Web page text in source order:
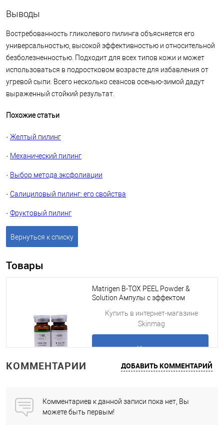
Выводы
Востребованность гликолевого пилинга объясняется его
универсальностью, высокой эффективностью и относительной
безболезненностью. Подходит для всех типов кожи и может
использоваться в подростковом возрасте для избавления от
угревой сыпи. Всего несколько сеансов осенью-зимой дадут
выраженный стойкий результат.
Похожие статьи
· Желтый пилинг
· Механический пилинг
· Выбор метода эксфолиации
· Салициловый пилинг: его свойства
· Фруктовый пилинг
Вернуться к списку
Товары
Matrigen B-TOX PEEL Powder &
Solution Ампулы с эффектом
Купить в интернет-магазине
Skinmag
Купить
КОММЕНТАРИИ ДОБАВИТЬ КОММЕНТАРИЙ
Комментариев к данной записи пока нет, Вы
можете быть первым!